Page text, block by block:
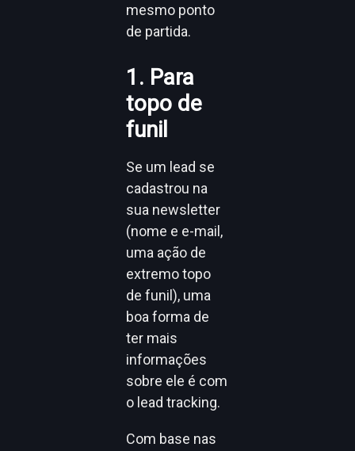
mesmo ponto
de partida.
1. Para
topo de
funil
Se um lead se
cadastrou na
sua newsletter
(nome e e-mail,
uma ação de
extremo topo
de funil), uma
boa forma de
ter mais
informações
sobre ele é com
o lead tracking.
Com base nas